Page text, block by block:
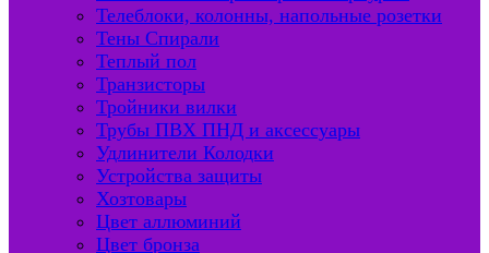
Телеблоки, колонны, напольные розетки
Тены Спирали
Теплый пол
Транзисторы
Тройники вилки
Трубы ПВХ ПНД и аксессуары
Удлинители Колодки
Устройства защиты
Хозтовары
Цвет аллюминий
Цвет бронза